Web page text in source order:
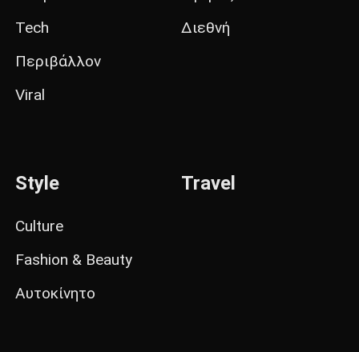
Tech
Περιβάλλον
Viral
Διεθνή
Style
Culture
Fashion & Beauty
Αυτοκίνητο
Travel